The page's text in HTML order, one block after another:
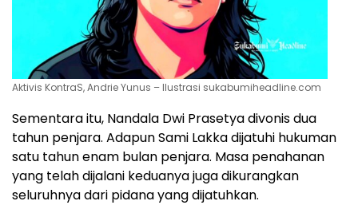
Aktivis KontraS, Andrie Yunus – Ilustrasi sukabumiheadline.com
Sementara itu, Nandala Dwi Prasetya divonis dua
tahun penjara. Adapun Sami Lakka dijatuhi hukuman
satu tahun enam bulan penjara. Masa penahanan
yang telah dijalani keduanya juga dikurangkan
seluruhnya dari pidana yang dijatuhkan.